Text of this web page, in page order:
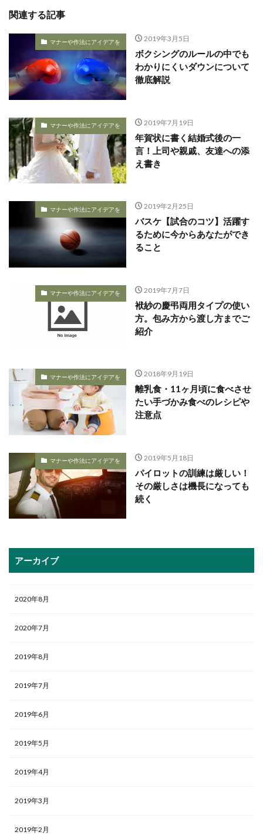
関連する記事
マナーや作法にアイデアを 2019年3月5日
ボクシングのルールの中でも
わかりにくいダウンについて
徹底解説
マナーや作法にアイデアを 2019年7月19日
年賀状に書く結婚式後の一
言！上司や親戚、友達への添
え書き
マナーや作法にアイデアを 2019年2月25日
バスケ【試合のコツ】活躍す
るために今からあなたができ
ること
マナーや作法にアイデアを 2019年7月7日
袱紗の慶弔両用タイプの使い
方。包み方から渡し方までご
紹介
マナーや作法にアイデアを 2018年9月19日
離乳食・11ヶ月頃に食べさせ
たい手づかみ食べのレシピや
注意点
マナーや作法にアイデアを 2019年5月18日
パイロットの訓練は厳しい！
その厳しさは機長になっても
続く
アーカイブ
2020年8月
2020年7月
2019年8月
2019年7月
2019年6月
2019年5月
2019年4月
2019年3月
2019年2月